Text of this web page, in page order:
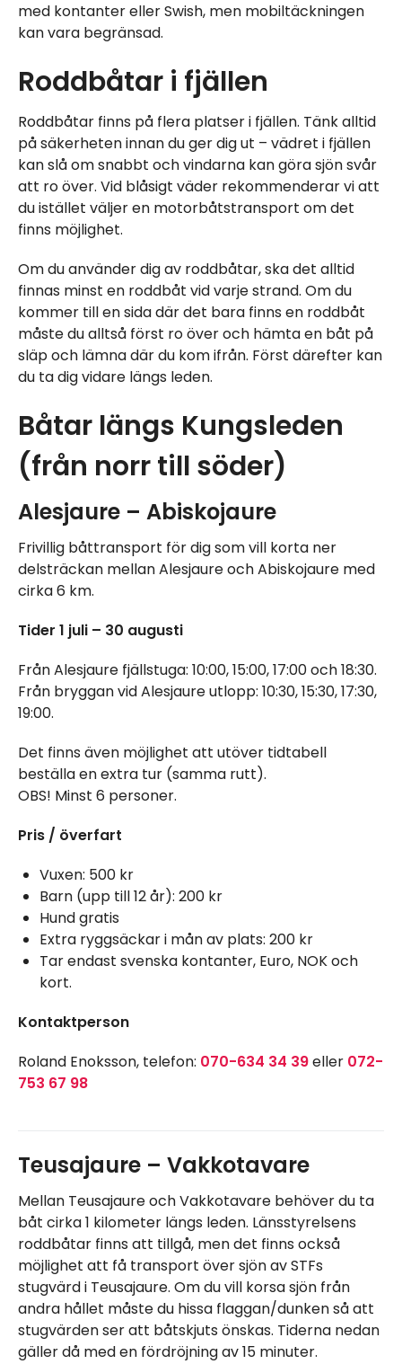
med kontanter eller Swish, men mobiltäckningen
kan vara begränsad.
Roddbåtar i fjällen
Roddbåtar finns på flera platser i fjällen. Tänk alltid
på säkerheten innan du ger dig ut – vädret i fjällen
kan slå om snabbt och vindarna kan göra sjön svår
att ro över. Vid blåsigt väder rekommenderar vi att
du istället väljer en motorbåtstransport om det
finns möjlighet.
Om du använder dig av roddbåtar, ska det alltid
finnas minst en roddbåt vid varje strand. Om du
kommer till en sida där det bara finns en roddbåt
måste du alltså först ro över och hämta en båt på
släp och lämna där du kom ifrån. Först därefter kan
du ta dig vidare längs leden.
Båtar längs Kungsleden
(från norr till söder)
Alesjaure – Abiskojaure
Frivillig båttransport för dig som vill korta ner
delsträckan mellan Alesjaure och Abiskojaure med
cirka 6 km.
Tider 1 juli – 30 augusti
Från Alesjaure fjällstuga: 10:00, 15:00, 17:00 och 18:30.
Från bryggan vid Alesjaure utlopp: 10:30, 15:30, 17:30,
19:00.
Det finns även möjlighet att utöver tidtabell
beställa en extra tur (samma rutt).
OBS! Minst 6 personer.
Pris / överfart
Vuxen: 500 kr
Barn (upp till 12 år): 200 kr
Hund gratis
Extra ryggsäckar i mån av plats: 200 kr
Tar endast svenska kontanter, Euro, NOK och
kort.
Kontaktperson
Roland Enoksson, telefon: 070-634 34 39eller 072-
753 67 98
Teusajaure – Vakkotavare
Mellan Teusajaure och Vakkotavare behöver du ta
båt cirka 1 kilometer längs leden. Länsstyrelsens
roddbåtar finns att tillgå, men det finns också
möjlighet att få transport över sjön av STFs
stugvärd i Teusajaure. Om du vill korsa sjön från
andra hållet måste du hissa flaggan/dunken så att
stugvärden ser att båtskjuts önskas. Tiderna nedan
gäller då med en fördröjning av 15 minuter.